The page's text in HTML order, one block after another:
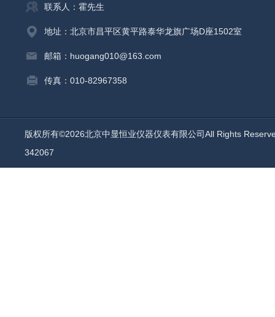
联系人：霍先生
地址：北京市昌平区黄平路泰华龙旗广场D座1502室
邮箱：huogang010@163.com
传真：010-82967358
版权所有©2026北京中显恒业仪器仪表有限公司All Rights
342067